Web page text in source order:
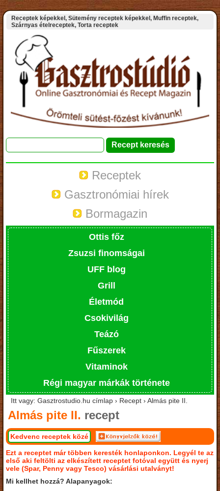
Receptek képekkel, Sütemény receptek képekkel, Muffin receptek,
Szárnyas ételreceptek, Torta receptek
Receptek
Gasztronómiai hírek
Bormagazin
Ottis főz
Zsuzsi finomságai
UFF blog
Grill
Életmód
Csokivilág
Teázó
Fűszerek
Vitaminok
Régi magyar márkák története
Itt vagy: Gasztrostudio.hu címlap › Recept › Almás pite II.
Almás pite II. recept
Kedvenc receptek közé
Ezt a receptet már többen keresték honlaponkon. Legyél te az
első aki feltölti az elkészített receptet fotóval együtt és nyerj
vele (Spar, Penny vagy Tesco) vásárlási utalványt!
Mi kellhet hozzá? Alapanyagok: